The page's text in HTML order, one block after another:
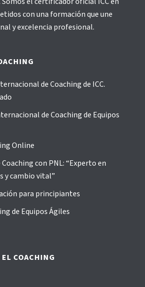
con una formación que une
y excelencia profesional.
de Coaching de ICC.
de Coaching de Equipos
Online
con PNL: “Experto en
y cambio vital”
para principiantes
de Equipos Ágiles
COACHING